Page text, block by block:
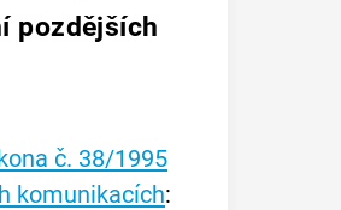
pozdějších
č. 38/1995
komunikacích: